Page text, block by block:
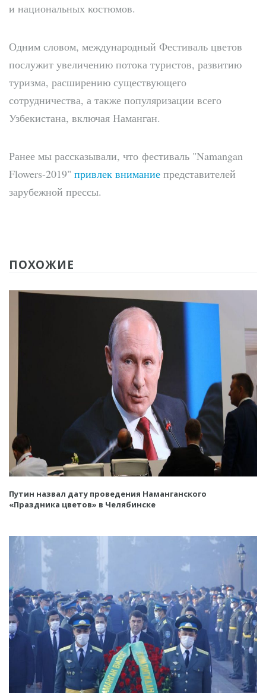
и национальных костюмов.
Одним словом, международный Фестиваль цветов
послужит увеличению потока туристов, развитию
туризма, расширению существующего
сотрудничества, а также популяризации всего
Узбекистана, включая Наманган.
Ранее мы рассказывали, что фестиваль "Namangan
Flowers-2019" привлек внимание представителей
зарубежной прессы.
ПОХОЖИЕ
Путин назвал дату проведения Наманганского
«Праздника цветов» в Челябинске